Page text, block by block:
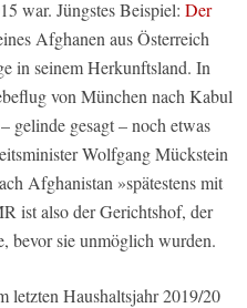
war. Jüngstes Beispiel: Der
Afghanen aus Österreich
in seinem Herkunftsland. In
von München nach Kabul
gelinde gesagt – noch etwas
Wolfgang Mückstein
Afghanistan »spätestens mit
ist also der Gerichtshof, der
bevor sie unmöglich wurden.
letzten Haushaltsjahr 2019/20